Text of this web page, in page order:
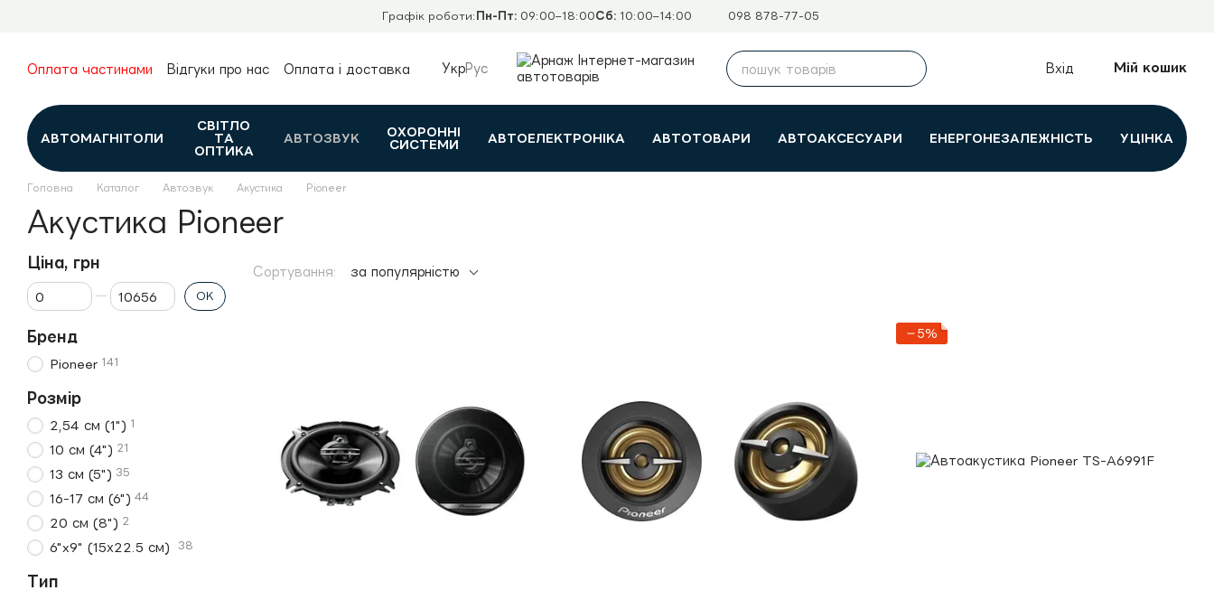
Графік роботи: Пн-Пт: 09:00–18:00Сб: 10:00–14:00 098 878-77-05
Оплата частинами Відгуки про нас
Оплата і доставка
Контакти
Каталог
УкрРус Вхід Мій кошик
АВТОМАГНІТОЛИ
СВІТЛО
ТА
ОПТИКА
АВТОЗВУК
ОХОРОННІ
СИСТЕМИ
АВТОЕЛЕКТРОНІКА АВТОТОВАРИ АВТОАКСЕСУАРИ ЕНЕРГОНЕЗАЛЕЖНІСТЬ УЦІНКА
Головна Каталог Автозвук Акустика Pioneer
Акустика Pioneer
Сортування: за популярністю
−5%
Ціна, грн
Від Ціна, грн
До Ціна, грн
ОК
Бренд
Pioneer 141
Розмір
2,54 см (1") 1
10 см (4") 21
13 см (5") 35
16-17 см (6") 44
20 см (8") 2
6"x9" (15х22.5 см) 38
Тип